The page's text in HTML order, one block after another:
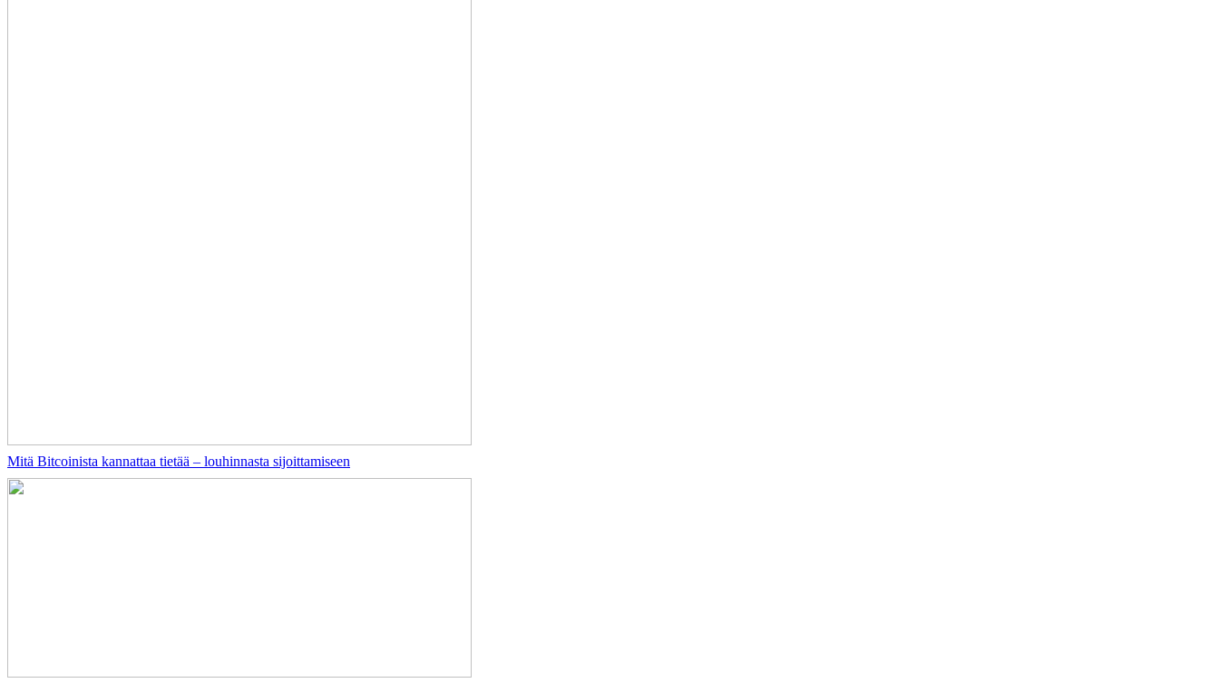
Mitä Bitcoinista kannattaa tietää – louhinnasta sijoittamiseen